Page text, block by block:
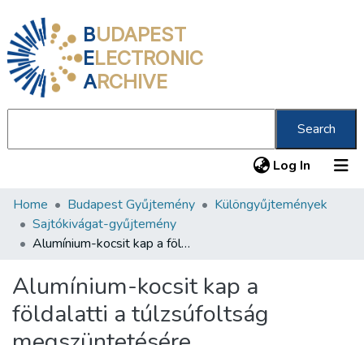
BUDAPEST
ELECTRONIC
ARCHIVE
Search
Log In (current)
Communities & Collections
All of DSpace
About us
Home Budapest Gyűjtemény
Különgyűjtemények
Sajtókivágat-gyűjtemény
Alumínium-kocsit kap a földalatti a túlzsúfoltság megszüntetésére
Alumínium-kocsit kap a
földalatti a túlzsúfoltság